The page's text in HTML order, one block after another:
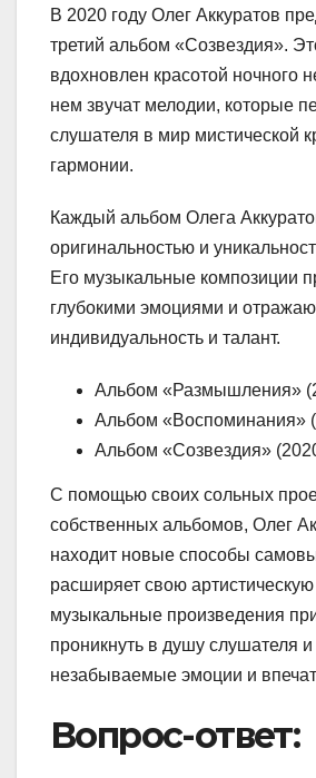
В 2020 году Олег Аккуратов
третий альбом «Созвездия».
вдохновлен красотой ночного
нем звучат мелодии, которые
слушателя в мир мистической
гармонии.
Каждый альбом Олега
оригинальностью и
Его музыкальные композиции
глубокими эмоциями и
индивидуальность и талант.
Альбом «Размышления»
Альбом «Воспоминания»
Альбом «Созвездия»
С помощью своих сольных
собственных альбомов, Олег
находит новые способы
расширяет свою артистическую
музыкальные произведения
проникнуть в душу слушателя
незабываемые эмоции и
Вопрос-ответ: